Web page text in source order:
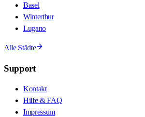
Basel
Winterthur
Lugano
Alle Städte
Support
Kontakt
Hilfe & FAQ
Impressum